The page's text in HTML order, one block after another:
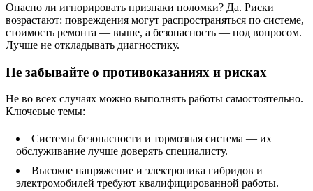
Опасно ли игнорировать признаки поломки? Да. Риски
возрастают: повреждения могут распространяться по системе,
стоимость ремонта — выше, а безопасность — под вопросом.
Лучше не откладывать диагностику.
Не забывайте о противо­казаниях и рисках
Не во всех случаях можно выполнять работы самостоятельно.
Ключевые темы:
Системы безопасности и тормозная система — их
обслуживание лучше доверять специалисту.
Высокое напряжение и электроника гибридов и
электромобилей требуют квалифицированной работы.